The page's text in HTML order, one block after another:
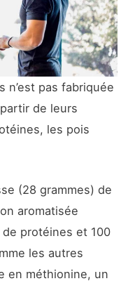
n’est pas fabriquée
de leurs
les pois
(28 grammes) de
aromatisée
protéines et 100
les autres
en méthionine, un